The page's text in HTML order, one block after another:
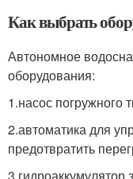
Как выбрать
Автономное
оборудования:
1.насос погружного
2.автоматика для
предотвратить